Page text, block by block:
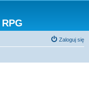
Zaloguj się